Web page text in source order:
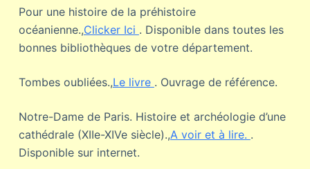
Pour une histoire de la préhistoire
océanienne.,Clicker Ici . Disponible dans toutes les
bonnes bibliothèques de votre département.
Tombes oubliées.,Le livre . Ouvrage de référence.
Notre-Dame de Paris. Histoire et archéologie d’une
cathédrale (XIIe-XIVe siècle).,A voir et à lire. .
Disponible sur internet.